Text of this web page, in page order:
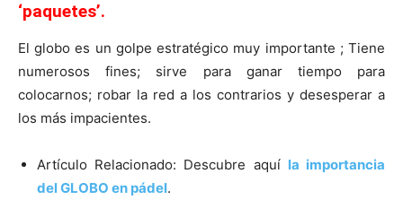
‘paquetes’.
El globo es un golpe estratégico muy importante ; Tiene
numerosos fines; sirve para ganar tiempo para
colocarnos; robar la red a los contrarios y desesperar a
los más impacientes.
Artículo Relacionado: Descubre aquí la importancia
del GLOBO en pádel.